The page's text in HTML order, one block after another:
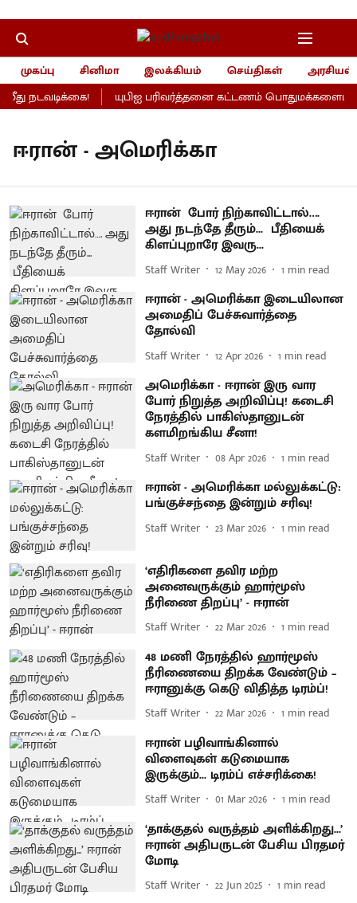
முகப்பு சினிமா இலக்கியம் செய்திகள்
அரசியல்
நடவடிக்கை!
யுபிஐ பரிவர்த்தனை கட்டணம் பொதுமக்களைப்
ஈரான் - அமெரிக்கா
ஈரான் போர் நிற்காவிட்டால்….
அது நடந்தே தீரும்... பீதியைக்
கிளப்புறாரே இவரு...
Staff Writer 12 May 2026 1 min read
ஈரான் - அமெரிக்கா இடையிலான
அமைதிப் பேச்சுவார்த்தை
தோல்வி
Staff Writer 12 Apr 2026 1 min read
அமெரிக்கா - ஈரான் இரு வார
போர் நிறுத்த அறிவிப்பு! கடைசி
நேரத்தில் பாகிஸ்தானுடன்
களமிறங்கிய சீனா!
Staff Writer 08 Apr 2026 1 min read
ஈரான் - அமெரிக்கா மல்லுக்கட்டு:
பங்குச்சந்தை இன்றும் சரிவு!
Staff Writer 23 Mar 2026 1 min read
‘எதிரிகளை தவிர மற்ற
அனைவருக்கும் ஹார்மூஸ்
நீரிணை திறப்பு’ - ஈரான்
Staff Writer 22 Mar 2026 1 min read
48 மணி நேரத்தில் ஹார்மூஸ்
நீரிணையை திறக்க வேண்டும் –
ஈரானுக்கு கெடு விதித்த டிரம்ப்!
Staff Writer 22 Mar 2026 1 min read
ஈரான் பழிவாங்கினால்
விளைவுகள் கடுமையாக
இருக்கும்... டிரம்ப் எச்சரிக்கை!
Staff Writer 01 Mar 2026 1 min read
‘தாக்குதல் வருத்தம் அளிக்கிறது...’
ஈரான் அதிபருடன் பேசிய பிரதமர்
மோடி
Staff Writer 22 Jun 2025 1 min read